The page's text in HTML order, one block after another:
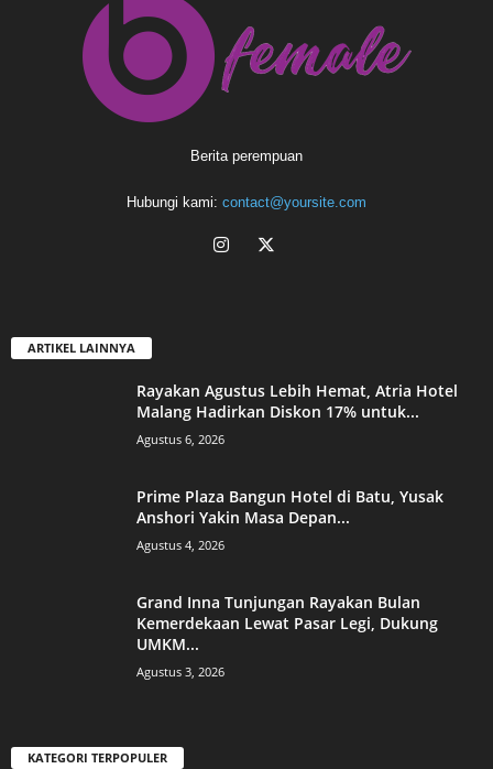
Berita perempuan
Hubungi kami: contact@yoursite.com
ARTIKEL LAINNYA
Rayakan Agustus Lebih Hemat, Atria Hotel
Malang Hadirkan Diskon 17% untuk...
Agustus 6, 2026
Prime Plaza Bangun Hotel di Batu, Yusak
Anshori Yakin Masa Depan...
Agustus 4, 2026
Grand Inna Tunjungan Rayakan Bulan
Kemerdekaan Lewat Pasar Legi, Dukung
UMKM...
Agustus 3, 2026
KATEGORI TERPOPULER